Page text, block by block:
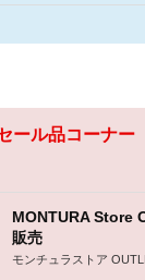
ール品コーナー
MONTURA Store
販売
モンチュラストア